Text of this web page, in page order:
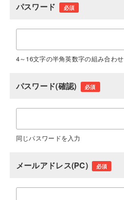
パスワード 必須
4～16文字の半角英数字の組み合わせ
パスワード(確認) 必須
同じパスワードを入力
メールアドレス(PC) 必須